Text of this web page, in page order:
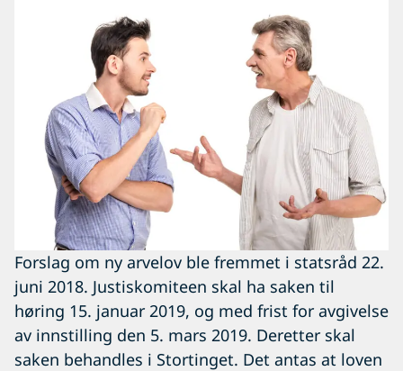
Forslag om ny arvelov ble fremmet i statsråd 22.
juni 2018. Justiskomiteen skal ha saken til
høring 15. januar 2019, og med frist for avgivelse
av innstilling den 5. mars 2019. Deretter skal
saken behandles i Stortinget. Det antas at loven